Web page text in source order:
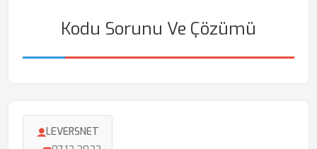
Kodu Sorunu Ve Çözümü
LEVERSNET